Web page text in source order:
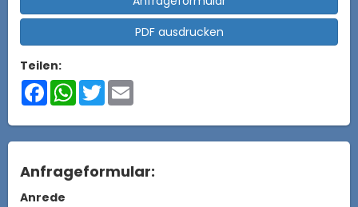
PDF ausdrucken
Teilen:
FacebookWhatsApp
Twitter
Anfrageformular:
Anrede